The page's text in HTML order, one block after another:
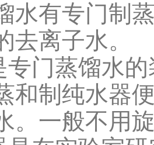
水有专门制
去离子水。
专门蒸馏水
和制纯水器
。一般不用